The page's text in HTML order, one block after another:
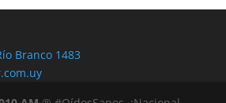
Branco 1483